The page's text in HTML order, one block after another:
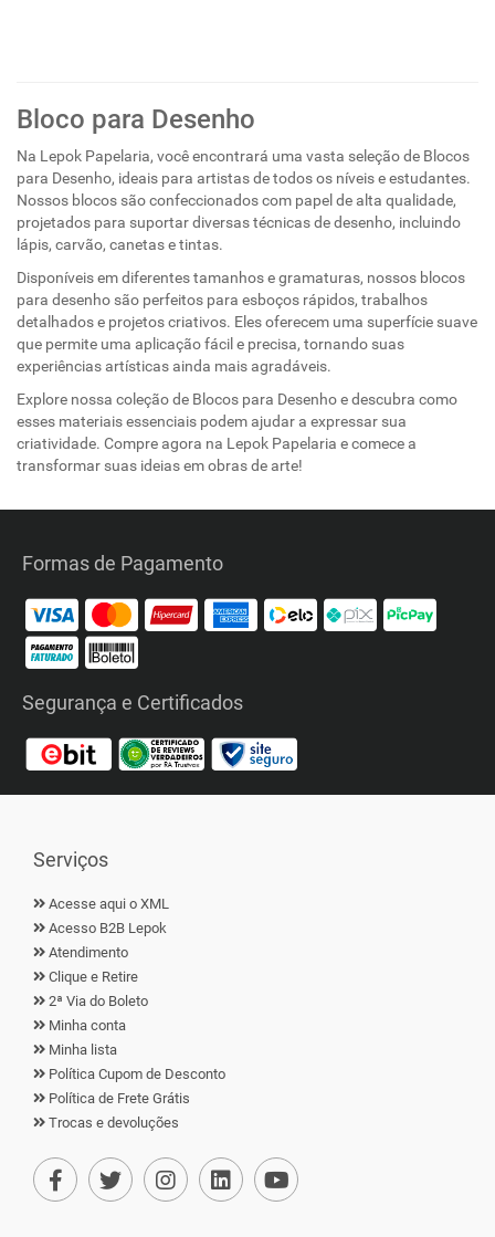
Bloco para Desenho
Na Lepok Papelaria, você encontrará uma vasta seleção de Blocos
para Desenho, ideais para artistas de todos os níveis e estudantes.
Nossos blocos são confeccionados com papel de alta qualidade,
projetados para suportar diversas técnicas de desenho, incluindo
lápis, carvão, canetas e tintas.
Disponíveis em diferentes tamanhos e gramaturas, nossos blocos
para desenho são perfeitos para esboços rápidos, trabalhos
detalhados e projetos criativos. Eles oferecem uma superfície suave
que permite uma aplicação fácil e precisa, tornando suas
experiências artísticas ainda mais agradáveis.
Explore nossa coleção de Blocos para Desenho e descubra como
esses materiais essenciais podem ajudar a expressar sua
criatividade. Compre agora na Lepok Papelaria e comece a
transformar suas ideias em obras de arte!
Formas de Pagamento
Segurança e Certificados
Serviços
Acesse aqui o XML
Acesso B2B Lepok
Atendimento
Clique e Retire
2ª Via do Boleto
Minha conta
Minha lista
Política Cupom de Desconto
Política de Frete Grátis
Trocas e devoluções